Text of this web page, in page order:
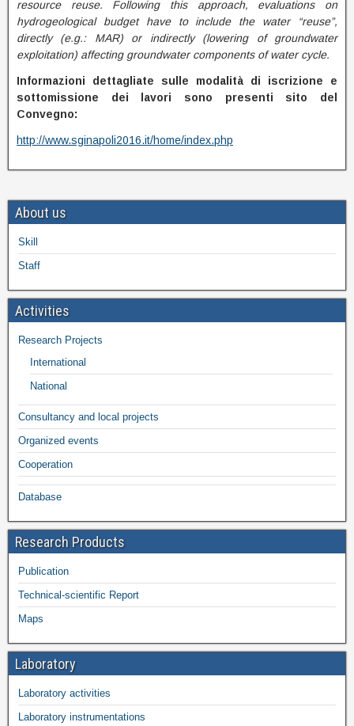
resource reuse. Following this approach, evaluations on
hydrogeological budget have to include the water “reuse”,
directly (e.g.: MAR) or indirectly (lowering of groundwater
exploitation) affecting groundwater components of water cycle.
Informazioni dettagliate sulle modalità di iscrizione e
sottomissione dei lavori sono presenti sito del
Convegno:
http://www.sginapoli2016.it/home/index.php
About us
Skill
Staff
Activities
Research Projects
International
National
Consultancy and local projects
Organized events
Cooperation
Database
Research Products
Publication
Technical-scientific Report
Maps
Laboratory
Laboratory activities
Laboratory instrumentations